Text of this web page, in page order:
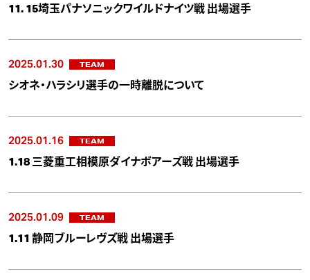
11. 15埼玉パナソニックワイルドナイツ戦 出場選手
2025.01.30 TEAM
シオネ・ハラシリ選手の一時離脱について
2025.01.16 TEAM
1.18 三菱重工相模原ダイナボアーズ戦 出場選手
2025.01.09 TEAM
1.11 静岡ブルーレヴズ戦 出場選手